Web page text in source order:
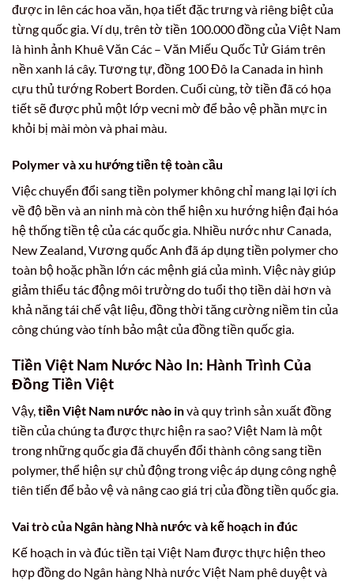
được in lên các hoa văn, họa tiết đặc trưng và riêng biệt của
từng quốc gia. Ví dụ, trên tờ tiền 100.000 đồng của Việt Nam
là hình ảnh Khuê Văn Các – Văn Miếu Quốc Tử Giám trên
nền xanh lá cây. Tương tự, đồng 100 Đô la Canada in hình
cựu thủ tướng Robert Borden. Cuối cùng, tờ tiền đã có họa
tiết sẽ được phủ một lớp vecni mờ để bảo vệ phần mực in
khỏi bị mài mòn và phai màu.
Polymer và xu hướng tiền tệ toàn cầu
Việc chuyển đổi sang tiền polymer không chỉ mang lại lợi ích
về độ bền và an ninh mà còn thể hiện xu hướng hiện đại hóa
hệ thống tiền tệ của các quốc gia. Nhiều nước như Canada,
New Zealand, Vương quốc Anh đã áp dụng tiền polymer cho
toàn bộ hoặc phần lớn các mệnh giá của mình. Việc này giúp
giảm thiểu tác động môi trường do tuổi thọ tiền dài hơn và
khả năng tái chế vật liệu, đồng thời tăng cường niềm tin của
công chúng vào tính bảo mật của đồng tiền quốc gia.
Tiền Việt Nam Nước Nào In: Hành Trình Của
Đồng Tiền Việt
Vậy,tiền Việt Nam nước nào invà quy trình sản xuất đồng
tiền của chúng ta được thực hiện ra sao? Việt Nam là một
trong những quốc gia đã chuyển đổi thành công sang tiền
polymer, thể hiện sự chủ động trong việc áp dụng công nghệ
tiên tiến để bảo vệ và nâng cao giá trị của đồng tiền quốc gia.
Vai trò của Ngân hàng Nhà nước và kế hoạch in đúc
Kế hoạch in và đúc tiền tại Việt Nam được thực hiện theo
hợp đồng do Ngân hàng Nhà nước Việt Nam phê duyệt và